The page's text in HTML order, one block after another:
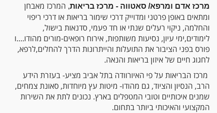
מרכז אדם ומרפא/ סאטווה - מרכז בריאות, המרכז מאבחן
ומתאים באופן פרטני ומדוייק דרכי שימור בריאות או דרכי ריפוי
והחלמה, ניקוי רעלים שנתי או חד פעמי, סדנאות בישול,
לימודים,ימי עיון, נסיעות משותפות, אירוח רופאים-מורים מהודו....ו
פורס בפני הציבור את התועלות והייתרונות הדרך להחלים,לרפא,
לחגוג חיים של איזון בריאות והנאה.
מרכז הבריאות על פי האיורוודה בתל אביב מציע- בעזרת הידע
הרב, הנסיון והציוד, גם מהודו- מיטות עץ מיוחדות, סאונת צמחים,
שמנים איכותיים וטובי המטפלים בארץ. נכונים לתת את השירות
המקצועי והאיכותי ביותר בתחום.